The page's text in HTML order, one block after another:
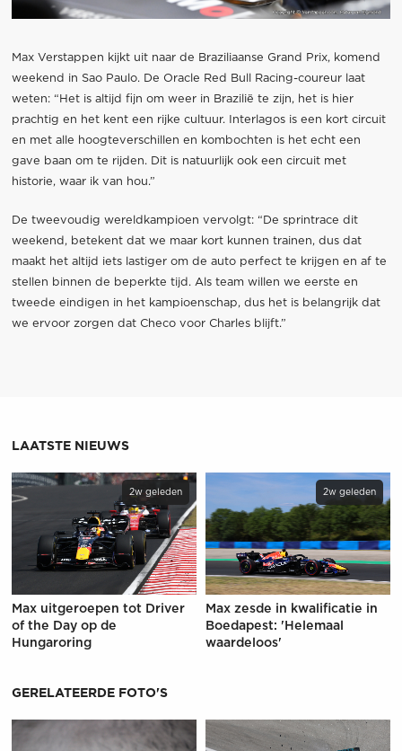
Max Verstappen kijkt uit naar de Braziliaanse Grand Prix, komend
weekend in Sao Paulo. De Oracle Red Bull Racing-coureur laat
weten: “Het is altijd fijn om weer in Brazilië te zijn, het is hier
prachtig en het kent een rijke cultuur. Interlagos is een kort circuit
en met alle hoogteverschillen en kombochten is het echt een
gave baan om te rijden. Dit is natuurlijk ook een circuit met
historie, waar ik van hou.”
De tweevoudig wereldkampioen vervolgt: “De sprintrace dit
weekend, betekent dat we maar kort kunnen trainen, dus dat
maakt het altijd iets lastiger om de auto perfect te krijgen en af te
stellen binnen de beperkte tijd. Als team willen we eerste en
tweede eindigen in het kampioenschap, dus het is belangrijk dat
we ervoor zorgen dat Checo voor Charles blijft.”
LAATSTE NIEUWS
2w geleden
Max uitgeroepen tot Driver
of the Day op de
Hungaroring
2w geleden
Max zesde in kwalificatie in
Boedapest: 'Helemaal
waardeloos'
GERELATEERDE FOTO'S